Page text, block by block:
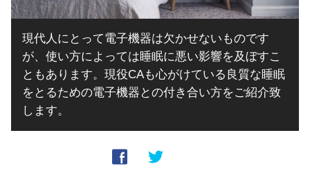
現代人にとって電子機器は欠かせないものです
が、使い方によっては睡眠に悪い影響を及ぼすこ
ともあります。現役CAも心がけている良質な睡眠
をとるための電子機器との付き合い方をご紹介致
します。